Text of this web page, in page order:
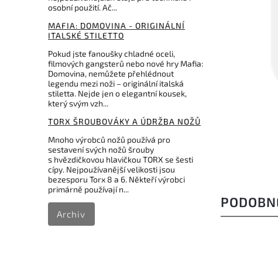
osobní použití. Ač...
MAFIA: DOMOVINA - ORIGINÁLNÍ
ITALSKÉ STILETTO
Pokud jste fanoušky chladné oceli,
filmových gangsterů nebo nové hry Mafia:
Domovina, nemůžete přehlédnout
legendu mezi noži – originální italská
stiletta. Nejde jen o elegantní kousek,
který svým vzh...
TORX ŠROUBOVÁKY A ÚDRŽBA NOŽŮ
Mnoho výrobců nožů používá pro
sestavení svých nožů šrouby
s hvězdičkovou hlavičkou TORX se šesti
cípy. Nejpoužívanější velikosti jsou
bezesporu Torx 8 a 6. Někteří výrobci
primárně používají n...
Archiv